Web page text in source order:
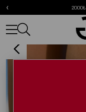
‹
Ocean